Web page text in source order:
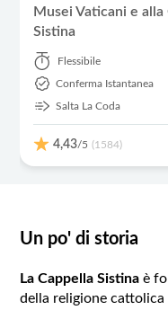
Musei Vaticani e alla
Sistina
Flessibile
Conferma Istantanea
Salta La Coda
4,43/5 (1584)
Un po' di storia
La Cappella Sistina è
della religione